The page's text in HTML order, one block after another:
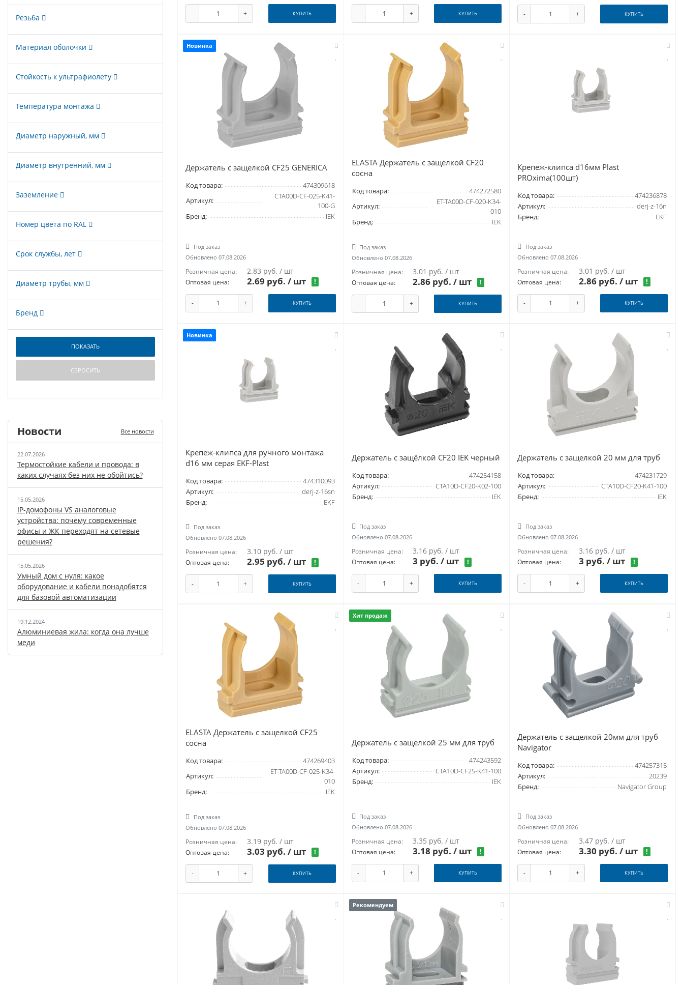
- + КУПИТЬ - + КУПИТЬ - + КУПИТЬ
Новинка
Держатель с защелкой CF25 GENERICA
Код товара:
474309618
Артикул:
CTA00D-CF-025-K41-
100-G
Бренд:
IEK
Под заказ
Обновлено 07.08.2026
Розничная цена: 2.83 руб. / шт
Оптовая цена: 2.69 руб. / шт !
- + КУПИТЬ
ELASTA Держатель с защелкой CF20
сосна
Код товара:
474272580
Артикул:
ET-TA00D-CF-020-K34-
010
Бренд:
IEK
Под заказ
Обновлено 07.08.2026
Розничная цена: 3.01 руб. / шт
Оптовая цена: 2.86 руб./ шт !
- + КУПИТЬ
Крепеж-клипса d16мм Plast
PROxima(100шт)
Код товара:
474236878
Артикул:
derj-z-16n
Бренд:
EKF
Под заказ
Обновлено 07.08.2026
Розничная цена: 3.01 руб. / шт
Оптовая цена: 2.86 руб. / шт !
- + КУПИТЬ
Новинка
Крепеж-клипса для ручного монтажа
d16 мм серая EKF-Plast
Код товара:
474310093
Артикул:
derj-z-16sn
Бренд:
EKF
Под заказ
Обновлено 07.08.2026
Розничная цена: 3.10 руб. / шт
Оптовая цена: 2.95 руб. / шт !
- + КУПИТЬ
Держатель с защёлкой CF20 IEK черный
Код товара:
474254158
Артикул:
CTA10D-CF20-K02-100
Бренд:
IEK
Под заказ
Обновлено 07.08.2026
Розничная цена: 3.16 руб. / шт
Оптовая цена: 3 руб./ шт !
- + КУПИТЬ
Держатель с защелкой 20 мм для труб
Код товара:
474231729
Артикул:
CTA10D-CF20-K41-100
Бренд:
IEK
Под заказ
Обновлено 07.08.2026
Розничная цена: 3.16 руб. / шт
Оптовая цена: 3 руб. / шт !
- + КУПИТЬ
ELASTA Держатель с защелкой CF25
сосна
Код товара:
474269403
Артикул:
ET-TA00D-CF-025-K34-
010
Бренд:
IEK
Под заказ
Обновлено 07.08.2026
Розничная цена: 3.19 руб. / шт
Оптовая цена: 3.03 руб. / шт !
- + КУПИТЬ
Хит продаж
Держатель с защелкой 25 мм для труб
Код товара:
474243592
Артикул:
CTA10D-CF25-K41-100
Бренд:
IEK
Под заказ
Обновлено 07.08.2026
Розничная цена: 3.35 руб. / шт
Оптовая цена: 3.18 руб./ шт !
- + КУПИТЬ
Держатель с защелкой 20мм для труб
Navigator
Код товара:
474257315
Артикул:
20239
Бренд:
Navigator Group
Под заказ
Обновлено 07.08.2026
Розничная цена: 3.47 руб. / шт
Оптовая цена: 3.30 руб. / шт !
- + КУПИТЬ
Рекомендуем
Резьба
Материал оболочки
Стойкость к ультрафиолету
Температура монтажа
Диаметр наружный, мм
Диаметр внутренний, мм
Заземление
Номер цвета по RAL
Срок службы, лет
Диаметр трубы, мм
Бренд
Новости Все новости
22.07.2026
Термостойкие кабели и провода: в
каких случаях без них не обойтись?
15.05.2026
IP-домофоны VS аналоговые
устройства: почему современные
офисы и ЖК переходят на сетевые
решения?
15.05.2026
Умный дом с нуля: какое
оборудование и кабели понадобятся
для базовой автоматизации
19.12.2024
Алюминиевая жила: когда она лучше
меди